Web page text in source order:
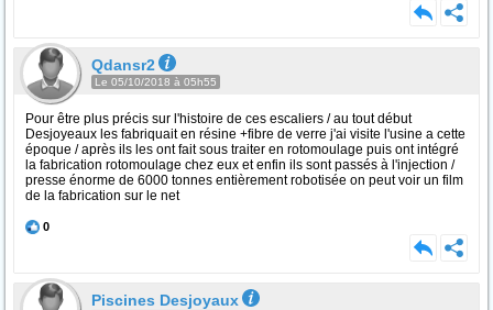
Qdansr2
Le 05/10/2018 à 05h55
Pour être plus précis sur l'histoire de ces escaliers / au tout début
Desjoyeaux les fabriquait en résine +fibre de verre j'ai visite l'usine a cette
époque / après ils les ont fait sous traiter en rotomoulage puis ont intégré
la fabrication rotomoulage chez eux et enfin ils sont passés à l'injection /
presse énorme de 6000 tonnes entièrement robotisée on peut voir un film
de la fabrication sur le net
0
Piscines Desjoyaux